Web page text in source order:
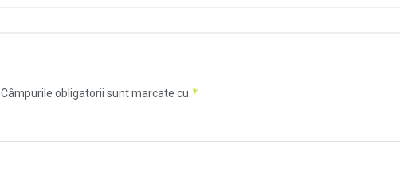
Câmpurile obligatorii sunt marcate cu *